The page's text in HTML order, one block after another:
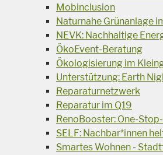
Mobinclusion
Naturnahe Grünanlage
NEVK: Nachhaltige
ÖkoEvent-Beratung
Ökologisierung im
Unterstützung: Earth
Reparaturnetzwerk
Reparatur im Q19
RenoBooster: One-
SELF: Nachbar*innen
Smartes Wohnen -